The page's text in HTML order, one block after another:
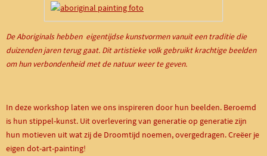
De Aboriginals hebben eigentijdse kunstvormen vanuit een traditie die
duizenden jaren terug gaat. Dit artistieke volk gebruikt krachtige beelden
om hun verbondenheid met de natuur weer te geven.
In deze workshop laten we ons inspireren door hun beelden. Beroemd
is hun stippel-kunst. Uit overlevering van generatie op generatie zijn
hun motieven uit wat zij de Droomtijd noemen, overgedragen. Creëer je
eigen dot-art-painting!